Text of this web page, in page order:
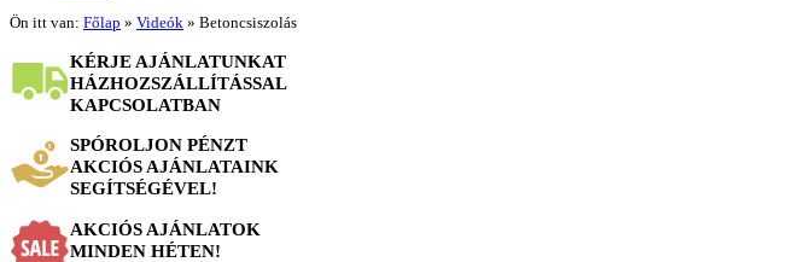
Ön itt van: Főlap » Videók » Betoncsiszolás
KÉRJE AJÁNLATUNKAT
HÁZHOZSZÁLLÍTÁSSAL
KAPCSOLATBAN
SPÓROLJON PÉNZT
AKCIÓS AJÁNLATAINK
SEGÍTSÉGÉVEL!
AKCIÓS AJÁNLATOK
MINDEN HÉTEN!